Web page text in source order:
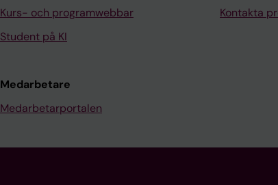
Kurs- och programwebbar
Student på KI
Medarbetare
Medarbetarportalen
Kontakta